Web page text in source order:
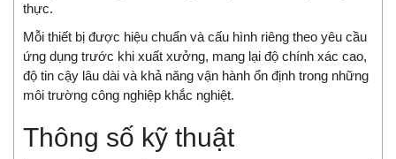
thực.
Mỗi thiết bị được hiệu chuẩn và cấu hình riêng theo yêu cầu
ứng dụng trước khi xuất xưởng, mang lại độ chính xác cao,
độ tin cậy lâu dài và khả năng vận hành ổn định trong những
môi trường công nghiệp khắc nghiệt.
Thông số kỹ thuật